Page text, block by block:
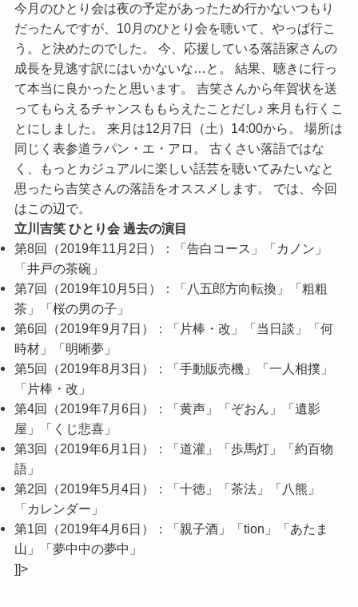
今月のひとり会は夜の予定があったため行かないつもり
だったんですが、10月のひとり会を聴いて、やっば行こ
う。と決めたのでした。 今、応援している落語家さんの
成長を見逃す訳にはいかないな…と。 結果、聴きに行っ
て本当に良かったと思います。 吉笑さんから年賀状を送
ってもらえるチャンスももらえたことだし♪ 来月も行くこ
とにしました。 来月は12月7日（土）14:00から。 場所は
同じく表参道ラパン・エ・アロ。 古くさい落語ではな
く、もっとカジュアルに楽しい話芸を聴いてみたいなと
思ったら吉笑さんの落語をオススメします。 では、今回
はこの辺で。
立川吉笑 ひとり会 過去の演目
第8回（2019年11月2日）：「告白コース」「カノン」
「井戸の茶碗」
第7回（2019年10月5日）：「八五郎方向転換」「粗粗
茶」「桜の男の子」
第6回（2019年9月7日）：「片棒・改」「当日談」「何
時材」「明晰夢」
第5回（2019年8月3日）：「手動販売機」「一人相撲」
「片棒・改」
第4回（2019年7月6日）：「黄声」「ぞおん」「遺影
屋」「くじ悲喜」
第3回（2019年6月1日）：「道灌」「歩馬灯」「約百物
語」
第2回（2019年5月4日）：「十徳」「茶法」「八熊」
「カレンダー」
第1回（2019年4月6日）：「親子酒」「tion」「あたま
山」「夢中中の夢中」
]]>